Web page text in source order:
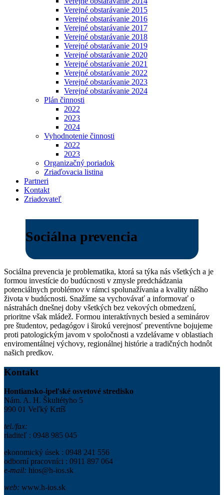
Verejné obstarávanie 2015
Verejné obstarávanie 2016
Verejné obstarávanie 2017
Verejné obstarávanie 2018
Verejné obstarávanie 2019
Verejné obstarávanie 2020
Verejné obstarávanie 2021
Verejné obstarávanie 2022
Verejné obstarávanie 2023
Verejné obstarávanie 2024
Plán činnosti
2022
2023
2024
Vyhodnotenie činnosti
2022
2023
Organizačný poriadok
Zriaďovacia listina
Partneri
Kontakt
Zriadovateľ
Sociálna prevencia
Sociálna prevencia je problematika, ktorá sa týka nás všetkých a je
formou investície do budúcnosti v zmysle predchádzania
potenciálnych problémov v rámci spolunažívania a kvality nášho
života v budúcnosti. Snažíme sa vychovávať a informovať o
nástrahách dnešnej doby všetkých bez vekových obmedzení,
prioritne však mládež. Formou interaktívnych besied a seminárov
pre študentov, pedagógov i širokú verejnosť preventívne bojujeme
proti patologickým javom v spoločnosti a vzdelávame v oblastiach
enviromentálnej výchovy, regionálnej histórie a tradičných hodnôt
našich predkov.
Kontakt
Hontiansko-ipeľské osvetové stredisko
Nám. A. H. Škultétyho 5
990 01 Veľký Krtíš
tel./fax:
riaditeľ : 0948 985 045
ekonomický úsek : 0948 241 556
odborní pracovníci : 0911 897 064
e-mail: hios@h-ios.sk
web: www.h-ios.sk